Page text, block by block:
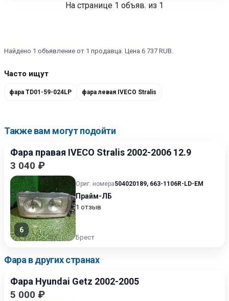
На странице 1 объяв. из 1
Найдено 1 объявление от 1 продавца. Цена 6 737 RUB.
Часто ищут
фара TD01-59-024LP фара левая IVECO Stralis
Также вам могут подойти
Фара правая IVECO Stralis 2002-2006 12.9
3 040 ₽
6
Ориг. номера504020189, 663-1106R-LD-EM
Прайм-ЛБ
1 отзыв
Брест
Фара в других странах
Фара Hyundai Getz 2002-2005
5 000 ₽